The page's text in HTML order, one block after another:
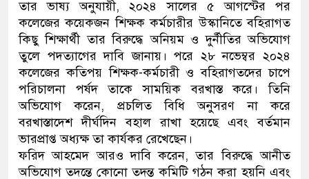
তার ভাষ্য অনুযায়ী, ২০২৪ সালের ৫ আগস্টের পর
কলেজের কয়েকজন শিক্ষক কর্মচারীর উস্কানিতে বহিরাগত
কিছু শিক্ষার্থী তার বিরুদ্ধে অনিয়ম ও দুর্নীতির অভিযোগ
তুলে পদত্যাগের দাবি জানায়। পরে ২৮ নভেম্বর ২০২৪
কলেজের কতিপয় শিক্ষক-কর্মচারী ও বহিরাগতদের চাপে
পরিচালনা পর্ষদ তাকে সাময়িক বরখাস্ত করে। তিনি
অভিযোগ করেন, প্রচলিত বিধি অনুসরণ না করে
বরখাস্তাদেশ দীর্ঘদিন বহাল রাখা হয়েছে এবং বর্তমান
ভারপ্রাপ্ত অধ্যক্ষ তা কার্যকর রেখেছেন।
ফরিদ আহমেদ আরও দাবি করেন, তার বিরুদ্ধে আনীত
অভিযোগ তদন্তে কোনো তদন্ত কমিটি গঠন করা হয়নি এবং